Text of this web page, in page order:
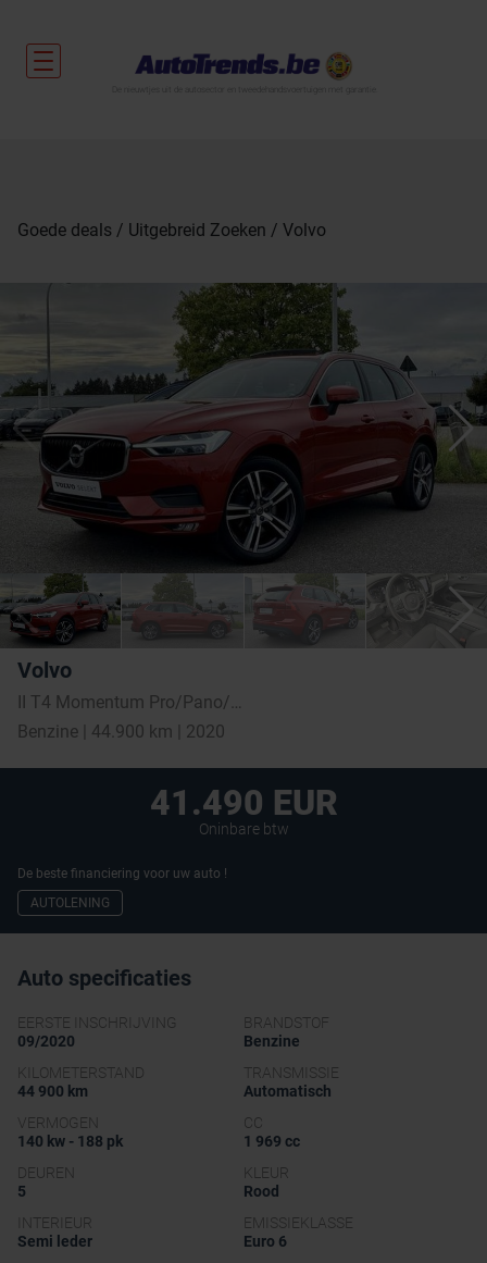
Goede deals Uitgebreid Zoeken Volvo
Volvo
Benzine | 44.900 km | 2020
41.490 EUR
Oninbare btw
De beste financiering voor uw auto !
AUTOLENING
Auto specificaties
EERSTE INSCHRIJVING
09/2020
BRANDSTOF
Benzine
KILOMETERSTAND
44 900 km
TRANSMISSIE
Automatisch
VERMOGEN
140 kw - 188 pk
CC
1 969 cc
DEUREN
5
KLEUR
Rood
INTERIEUR
Semi leder
EMISSIEKLASSE
Euro 6